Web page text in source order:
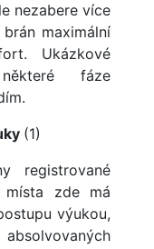
nezabere více
maximální
Ukázkové
fáze
(1)
registrované
místa zde má
výukou,